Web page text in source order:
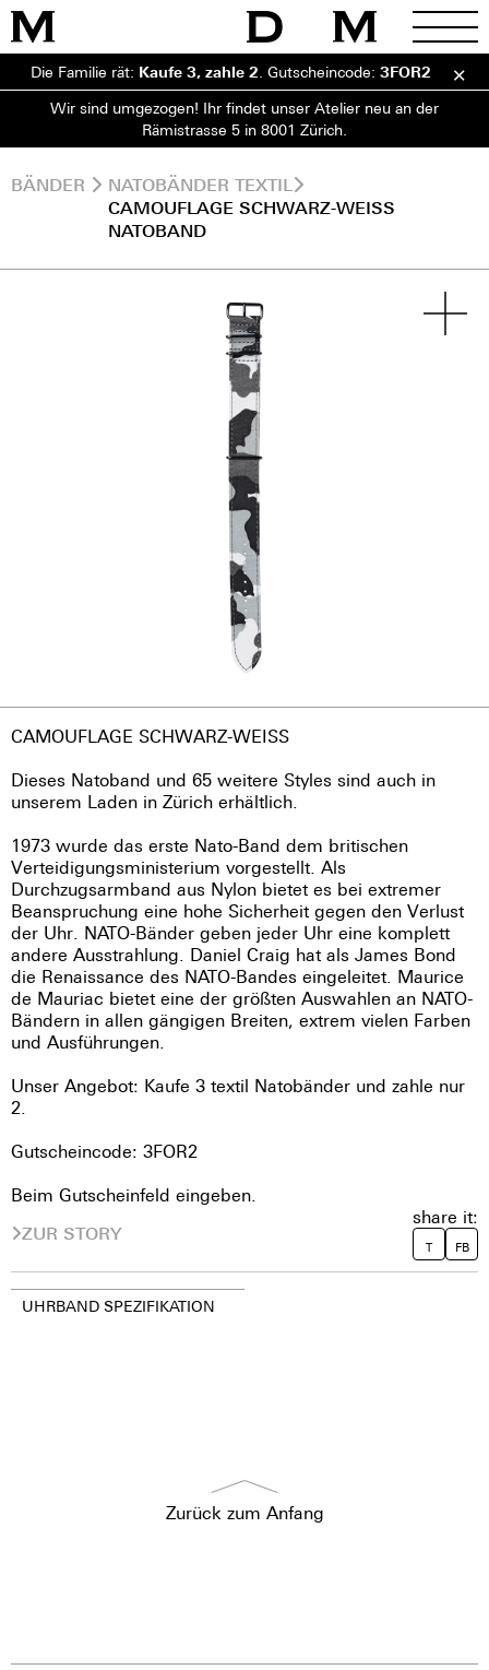
Die Familie rät: Kaufe 3, zahle 2 Gutscheincode: 3FOR2
Wir sind umgezogen! Ihr findet unser Atelier neu an der
Rämistrasse 5 in 8001 Zürich.
BÄNDER
NATOBÄNDER TEXTIL
CAMOUFLAGE SCHWARZ-WEISS
NATOBAND
CAMOUFLAGE SCHWARZ-WEISS
Dieses Natoband und 65 weitere Styles sind auch in
unserem Laden in Zürich erhältlich.
1973 wurde das erste Nato-Band dem britischen
Verteidigungsministerium vorgestellt. Als
Durchzugsarmband aus Nylon bietet es bei extremer
Beanspruchung eine hohe Sicherheit gegen den Verlust
der Uhr. NATO-Bänder geben jeder Uhr eine komplett
andere Ausstrahlung. Daniel Craig hat als James Bond
die Renaissance des NATO-Bandes eingeleitet. Maurice
de Mauriac bietet eine der größten Auswahlen an NATO-
Bändern in allen gängigen Breiten, extrem vielen Farben
und Ausführungen.
Unser Angebot: Kaufe 3 textil Natobänder und zahle nur
2.
Gutscheincode: 3FOR2
Beim Gutscheinfeld eingeben.
ZUR STORY
share it:
T FB
UHRBAND SPEZIFIKATION
Zurück zum Anfang